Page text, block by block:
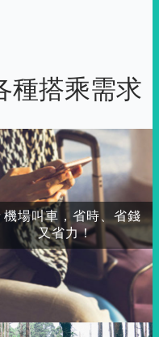
種搭乘需求
機場叫車，省時、省錢
又省力！